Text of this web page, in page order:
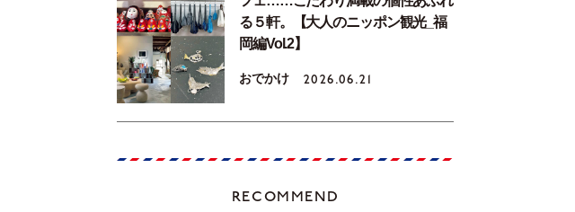
る５軒。【大人のニッポン観光_福
岡編Vol.2】
おでかけ 2026.06.21
RECOMMEND